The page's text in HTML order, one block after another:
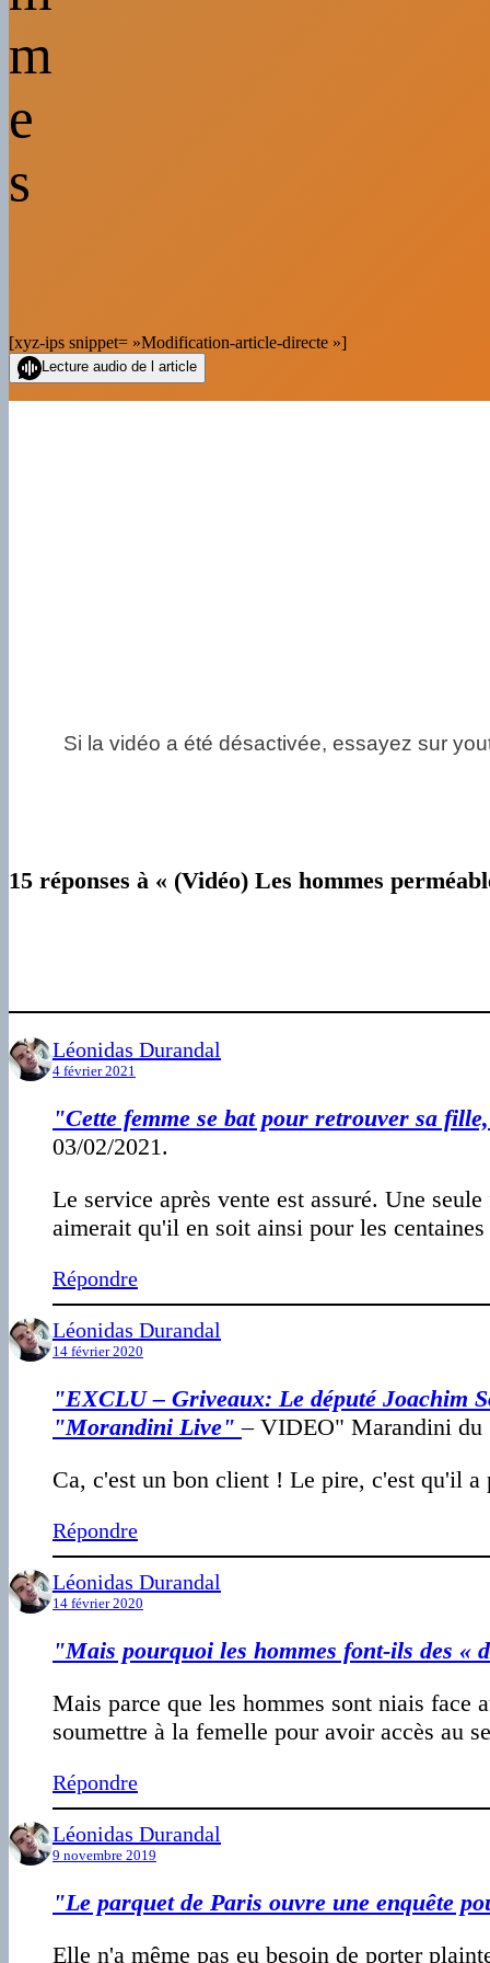
m
e
s
[xyz-ips snippet= »Modification-article-directe »]
Lecture audio de l article
Si la vidéo a été désactivée, essayez sur
15 réponses à « (Vidéo) Les hommes
Léonidas Durandal
4 février 2021
"Cette femme se bat pour retrouver sa
03/02/2021.
Le service après vente est assuré. Une
aimerait qu'il en soit ainsi pour les
Répondre
Léonidas Durandal
14 février 2020
"EXCLU – Griveaux: Le député Joachim
"Morandini Live"– VIDEO" Marandini du
Ca, c'est un bon client ! Le pire, c'est qu'il a
Répondre
Léonidas Durandal
14 février 2020
"Mais pourquoi les hommes font-ils des «
Mais parce que les hommes sont niais
soumettre à la femelle pour avoir accès au
Répondre
Léonidas Durandal
9 novembre 2019
"Le parquet de Paris ouvre une enquête
Elle n'a même pas eu besoin de porter